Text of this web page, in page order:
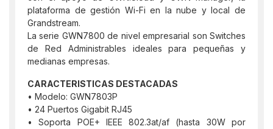
plataforma de gestión Wi-Fi en la nube y local de
Grandstream.
La serie GWN7800 de nivel empresarial son Switches
de Red Administrables ideales para pequeñas y
medianas empresas.
CARACTERISTICAS DESTACADAS
• Modelo: GWN7803P
• 24 Puertos Gigabit RJ45
• Soporta POE+ IEEE 802.3at/af (hasta 30W por